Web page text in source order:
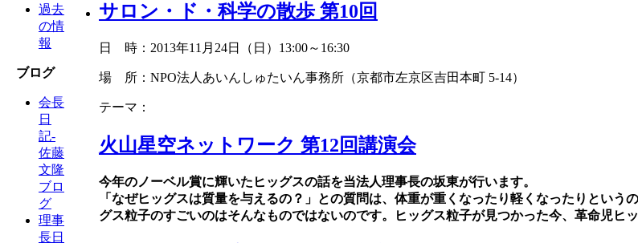
過去
の情
報
ブログ
会長
日
記-
佐藤
文隆
ブロ
グ
理事
長日
サロン・ド・科学の散歩 第10回
日 時：2013年11月24日（日）13:00～16:30
場 所：NPO法人あいんしゅたいん事務所（京都市左京区吉田本町 5-14）
テーマ：
火山星空ネットワーク 第12回講演会
今年のノーベル賞に輝いたヒッグスの話を当法人理事長の坂東が行います。
「なぜヒッグスは質量を与えるの？」との質問は、体重が重くなったり軽くなったりとい
グス粒子のすごいのはそんなものではないのです。ヒッグス粒子が見つかった今、革命児ヒ